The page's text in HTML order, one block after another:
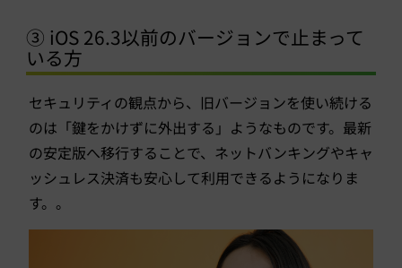
③ iOS 26.3以前のバージョンで止まって
いる方
セキュリティの観点から、旧バージョンを使い続ける
のは「鍵をかけずに外出する」ようなものです。最新
の安定版へ移行することで、ネットバンキングやキャ
ッシュレス決済も安心して利用できるようになりま
す。。